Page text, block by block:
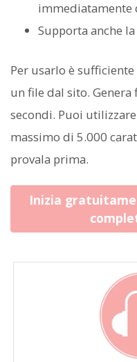
immediatamente
Supporta anche
Per usarlo è
un file dal sito.
secondi. Puoi
massimo di 5.000
provala prima.
Inizia